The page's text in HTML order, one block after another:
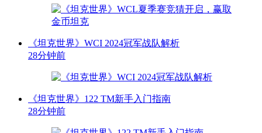
《坦克世界》WCI 2024冠军战队解析
28分钟前
《坦克世界》122 TM新手入门指南
28分钟前